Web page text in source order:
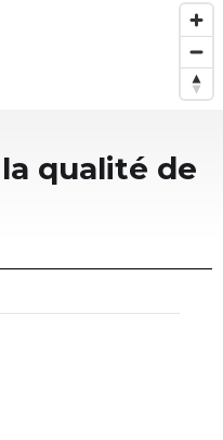
qualité de